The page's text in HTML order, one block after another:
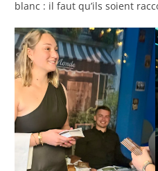
blanc : il faut qu’ils soient